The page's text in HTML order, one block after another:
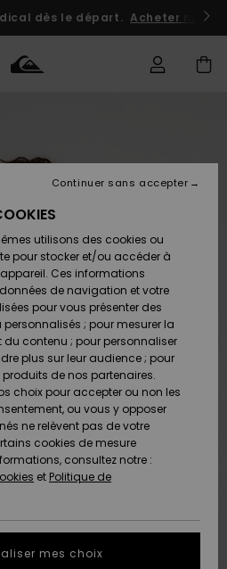
dès le départ. Acheter
utilisons des cookies ou
pour stocker et/ou accéder à
Ces informations
de navigation et votre
pour vous présenter des
; pour mesurer la
contenu ; pour personnaliser
plus sur leur audience ; pour
de nos partenaires.
choix pour accepter ou non les
ou vous y opposer
ne relèvent pas de votre
cookies de mesure
consultez notre :
et Politique de
mes choix
Continuer sans accepter